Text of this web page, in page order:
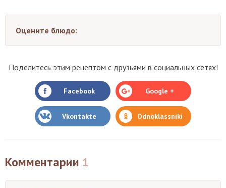
Оцените блюдо:
Поделитесь этим рецептом с друзьями в социальных сетях!
Facebook Google +
Vkontakte Odnoklassniki
Комментарии 1